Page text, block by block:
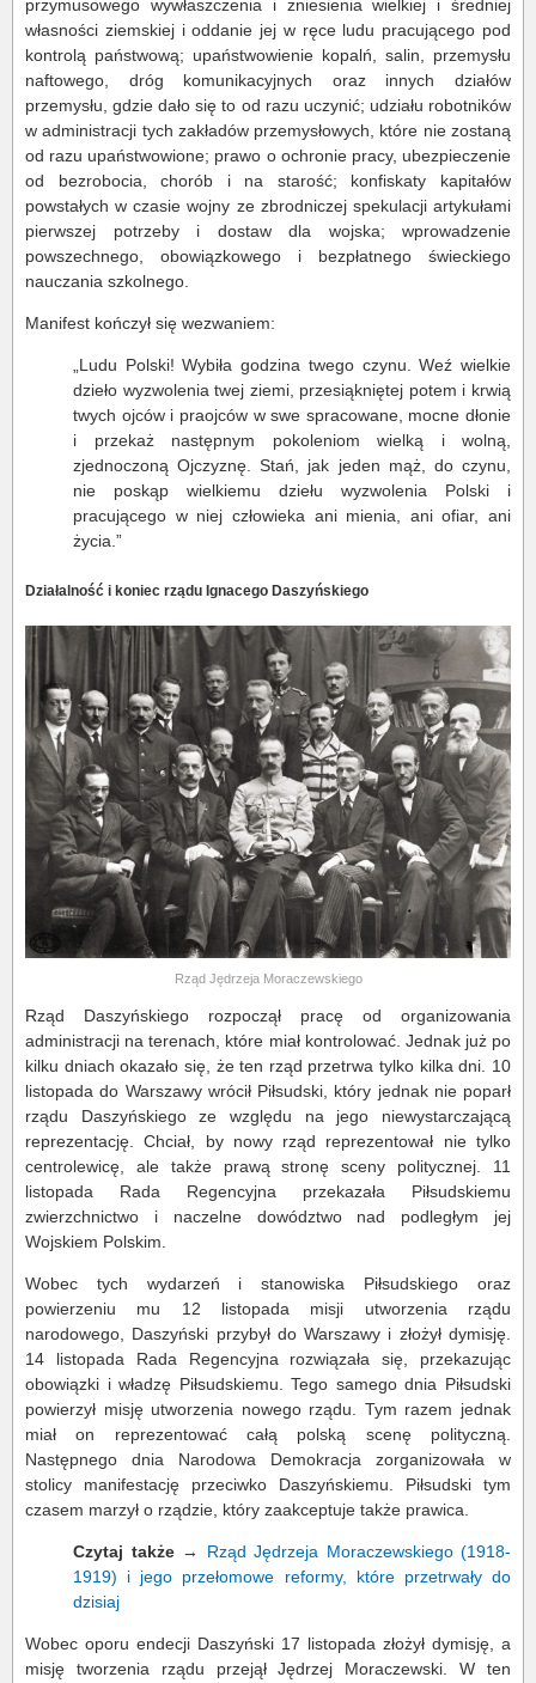
przymusowego wywłaszczenia i zniesienia wielkiej i średniej
własności ziemskiej i oddanie jej w ręce ludu pracującego pod
kontrolą państwową; upaństwowienie kopalń, salin, przemysłu
naftowego, dróg komunikacyjnych oraz innych działów
przemysłu, gdzie dało się to od razu uczynić; udziału robotników
w administracji tych zakładów przemysłowych, które nie zostaną
od razu upaństwowione; prawo o ochronie pracy, ubezpieczenie
od bezrobocia, chorób i na starość; konfiskaty kapitałów
powstałych w czasie wojny ze zbrodniczej spekulacji artykułami
pierwszej potrzeby i dostaw dla wojska; wprowadzenie
powszechnego, obowiązkowego i bezpłatnego świeckiego
nauczania szkolnego.
Manifest kończył się wezwaniem:
„Ludu Polski! Wybiła godzina twego czynu. Weź wielkie
dzieło wyzwolenia twej ziemi, przesiąkniętej potem i krwią
twych ojców i praojców w swe spracowane, mocne dłonie
i przekaż następnym pokoleniom wielką i wolną,
zjednoczoną Ojczyznę. Stań, jak jeden mąż, do czynu,
nie poskąp wielkiemu dziełu wyzwolenia Polski i
pracującego w niej człowieka ani mienia, ani ofiar, ani
życia.”
Działalność i koniec rządu Ignacego Daszyńskiego
Rząd Jędrzeja Moraczewskiego
Rząd Daszyńskiego rozpoczął pracę od organizowania
administracji na terenach, które miał kontrolować. Jednak już po
kilku dniach okazało się, że ten rząd przetrwa tylko kilka dni. 10
listopada do Warszawy wrócił Piłsudski, który jednak nie poparł
rządu Daszyńskiego ze względu na jego niewystarczającą
reprezentację. Chciał, by nowy rząd reprezentował nie tylko
centrolewicę, ale także prawą stronę sceny politycznej. 11
listopada Rada Regencyjna przekazała Piłsudskiemu
zwierzchnictwo i naczelne dowództwo nad podległym jej
Wojskiem Polskim.
Wobec tych wydarzeń i stanowiska Piłsudskiego oraz
powierzeniu mu 12 listopada misji utworzenia rządu
narodowego, Daszyński przybył do Warszawy i złożył dymisję.
14 listopada Rada Regencyjna rozwiązała się, przekazując
obowiązki i władzę Piłsudskiemu. Tego samego dnia Piłsudski
powierzył misję utworzenia nowego rządu. Tym razem jednak
miał on reprezentować całą polską scenę polityczną.
Następnego dnia Narodowa Demokracja zorganizowała w
stolicy manifestację przeciwko Daszyńskiemu. Piłsudski tym
czasem marzył o rządzie, który zaakceptuje także prawica.
Czytaj także→ Rząd Jędrzeja Moraczewskiego (1918-
1919) i jego przełomowe reformy, które przetrwały do
dzisiaj
Wobec oporu endecji Daszyński 17 listopada złożył dymisję, a
misję tworzenia rządu przejął Jędrzej Moraczewski. W ten